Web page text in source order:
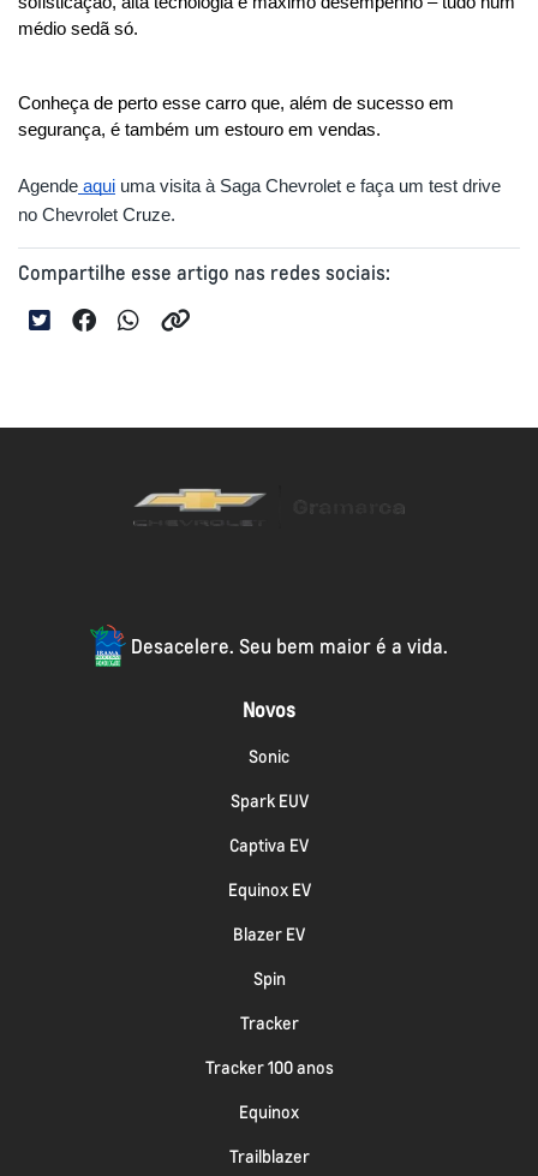
médio sedã só.
Conheça de perto esse carro que, além de sucesso em
segurança, é também um estouro em vendas.
Agende aqui uma visita à Saga Chevrolet e faça um test drive
no Chevrolet Cruze.
Compartilhe esse artigo nas redes sociais:
Desacelere. Seu bem maior é a vida.
Novos
Sonic
Spark EUV
Captiva EV
Equinox EV
Blazer EV
Spin
Tracker
Tracker 100 anos
Equinox
Trailblazer